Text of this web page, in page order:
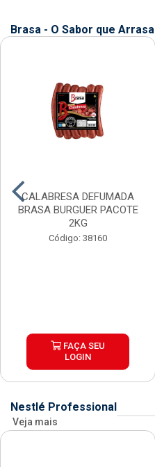
Brasa - O Sabor que Arrasa
CALABRESA DEFUMADA
BRASA BURGUER PACOTE
2KG
Código: 38160
FAÇA SEU
LOGIN
Nestlé Professional
Veja mais